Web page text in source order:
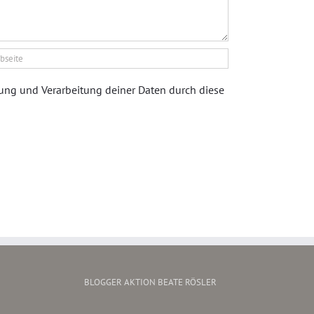
und Verarbeitung deiner Daten durch diese
BLOGGER AKTION BEATE RÖSLER